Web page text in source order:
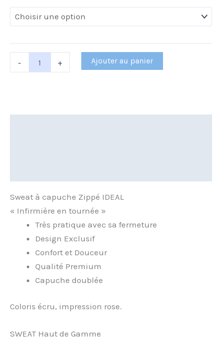
- + Ajouter au panier
Sweat à capuche Zippé IDEAL
« Infirmière en tournée »
Très pratique avec sa fermeture
Design Exclusif
Confort et Douceur
Qualité Premium
Capuche doublée
Coloris écru, impression rose.
SWEAT Haut de Gamme